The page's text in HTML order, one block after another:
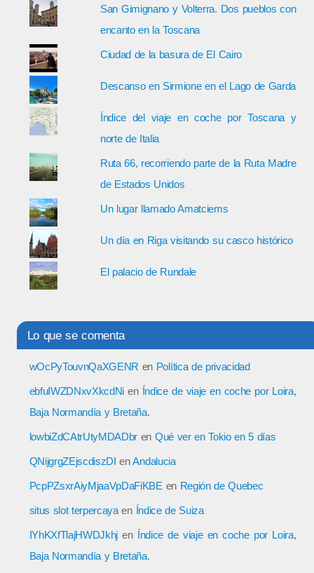
San Gimignano y Volterra. Dos pueblos con
encanto en la Toscana
Ciudad de la basura de El Cairo
Descanso en Sirmione en el Lago de Garda
Índice del viaje en coche por Toscana y
norte de Italia
Ruta 66, recorriendo parte de la Ruta Madre
de Estados Unidos
Un lugar llamado Amatciems
Un día en Riga visitando su casco histórico
El palacio de Rundale
Lo que se comenta
wOcPyTouvnQaXGENR en Política de privacidad
ebfuIWZDNxvXkcdNi en Índice de viaje en coche por Loira,
Baja Normandía y Bretaña.
lowbiZdCAtrUtyMDADbr en Qué ver en Tokio en 5 días
QNijgrgZEjscdiszDI enAndalucia
PcpPZsxrAiyMjaaVpDaFiKBE en Región de Quebec
situs slot terpercayaen Índice de Suiza
IYhKXfTlajHWDJkhj en Índice de viaje en coche por Loira,
Baja Normandía y Bretaña.